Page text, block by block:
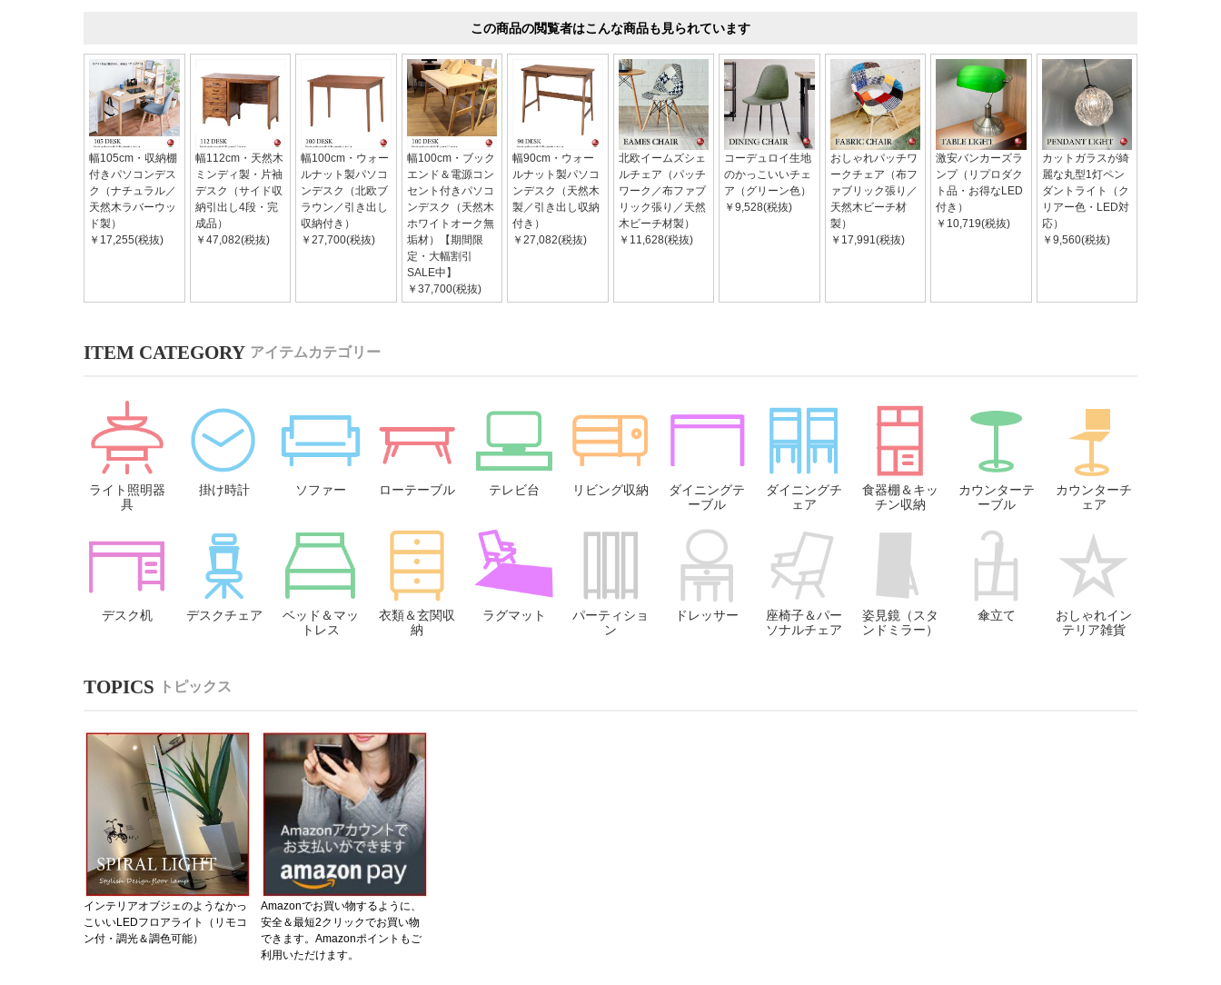
この商品の閲覧者はこんな商品も見られています
幅105cm・収納棚
付きパソコンデス
ク（ナチュラル／
天然木ラバーウッ
ド製）
￥17,255(税抜)
幅112cm・天然木
ミンディ製・片袖
デスク（サイド収
納引出し4段・完
成品）
￥47,082(税抜)
幅100cm・ウォー
ルナット製パソコ
ンデスク（北欧ブ
ラウン／引き出し
収納付き）
￥27,700(税抜)
幅100cm・ブック
エンド＆電源コン
セント付きパソコ
ンデスク（天然木
ホワイトオーク無
垢材）【期間限
定・大幅割引
SALE中】
￥37,700(税抜)
幅90cm・ウォー
ルナット製パソコ
ンデスク（天然木
製／引き出し収納
付き）
￥27,082(税抜)
北欧イームズシェ
ルチェア（パッチ
ワーク／布ファブ
リック張り／天然
木ビーチ材製）
￥11,628(税抜)
コーデュロイ生地
のかっこいいチェ
ア（グリーン色）
￥9,528(税抜)
おしゃれパッチワ
ークチェア（布フ
ァブリック張り／
天然木ビーチ材
製）
￥17,991(税抜)
激安バンカーズラ
ンプ（リプロダク
ト品・お得なLED
付き）
￥10,719(税抜)
カットガラスが綺
麗な丸型1灯ペン
ダントライト（ク
リアー色・LED対
応）
￥9,560(税抜)
アイテムカテゴリー
ライト照明器
具
掛け時計 ソファー ローテーブル テレビ台 リビング収納
ダイニングテ
ーブル
ダイニングチ
ェア
食器棚＆キッ
チン収納
カウンターテ
ーブル
カウンターチ
ェア
デスク机 デスクチェア
ベッド＆マッ
トレス
衣類＆玄関収
納
ラグマット
パーティショ
ン
ドレッサー
座椅子＆パー
ソナルチェア
姿見鏡（スタ
ンドミラー）
傘立て
おしゃれイン
テリア雑貨
トピックス
インテリアオブジェのようなかっ
こいいLEDフロアライト（リモコ
ン付・調光＆調色可能）
Amazonでお買い物するように、
安全＆最短2クリックでお買い物
できます。Amazonポイントもご
利用いただけます。